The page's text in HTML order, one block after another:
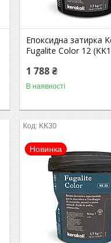
Епоксидна затирка
Fugalite Color 12
1 788 ₴
В наявності
KK30
Новинка